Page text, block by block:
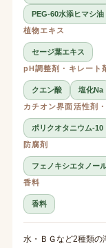
PEG-60水添ヒマシ油
植物エキス
セージ葉エキス
pH調整剤・キレート
クエン酸 塩化Na
カチオン界面活性剤
ポリクオタニウム-10
防腐剤
フェノキシエタノー
香料
香料
水・ＢＧなど2種類の